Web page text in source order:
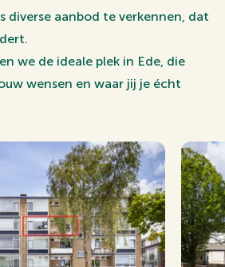
diverse aanbod te verkennen, dat
we de ideale plek in Ede, die
wensen en waar jij je écht